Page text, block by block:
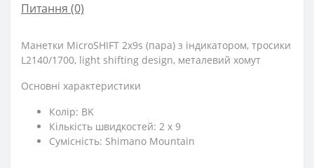
Питання (0)
Манетки MicroSHIFT 2x9s (пара) з індикатором, тросики
L2140/1700, light shifting design, металевий хомут
Основні характеристики
Колір: BK
Кількість швидкостей: 2 x 9
Сумісність: Shimano Mountain